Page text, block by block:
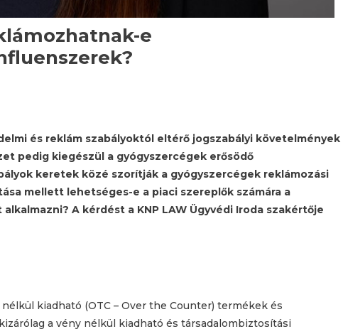
e
és reklám szabályoktól eltérő jogszabályi követelmények
pedig kiegészül a gyógyszercégek erősödő
keretek közé szorítják a gyógyszercégek reklámozási
mellett lehetséges-e a piaci szereplők számára a
A kérdést a KNP LAW Ügyvédi Iroda szakértője
kiadható (OTC – Over the Counter) termékek és
a vény nélkül kiadható és társadalombiztosítási